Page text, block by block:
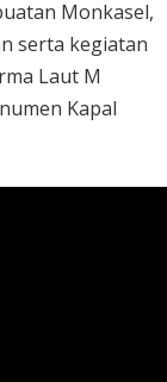
Monkasel,
serta kegiatan
Laut M
Kapal